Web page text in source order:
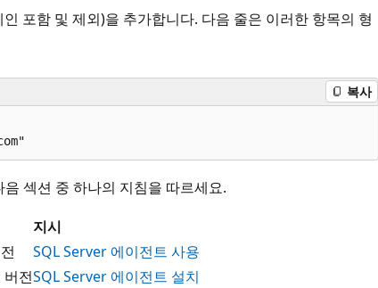
포함 및 제외)을 추가합니다. 다음 줄은 이러한 항목의 형
복사
섹션 중 하나의 지침을 따르세요.
지시
SQL Server 에이전트 사용
전SQL Server 에이전트 설치